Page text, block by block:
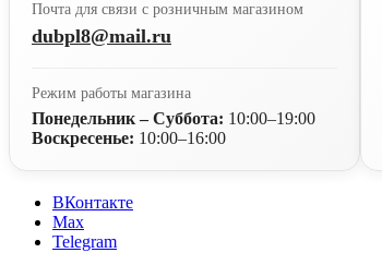
Почта для связи с розничным магазином
dubpl8@mail.ru
Режим работы магазина
Понедельник – Суббота: 10:00–19:00
Воскресенье: 10:00–16:00
ВКонтакте
Max
Telegram